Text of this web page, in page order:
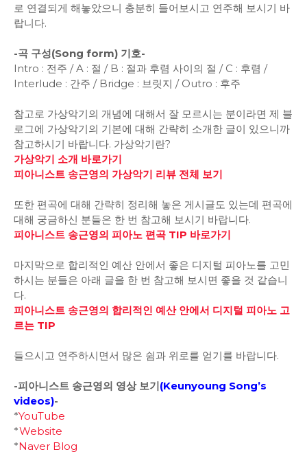
로 연결되게 해놓았으니 충분히 들어보시고 연주해 보시기 바
랍니다.
-곡 구성(Song form) 기호-
Intro : 전주 / A : 절 / B : 절과 후렴 사이의 절 / C : 후렴 /
Interlude : 간주 / Bridge : 브릿지 / Outro : 후주
참고로 가상악기의 개념에 대해서 잘 모르시는 분이라면 제 블
로그에 가상악기의 기본에 대해 간략히 소개한 글이 있으니까
참고하시기 바랍니다. 가상악기란?
가상악기 소개 바로가기
피아니스트 송근영의 가상악기 리뷰 전체 보기
또한 편곡에 대해 간략히 정리해 놓은 게시글도 있는데 편곡에
대해 궁금하신 분들은 한 번 참고해 보시기 바랍니다.
피아니스트 송근영의 피아노 편곡 TIP 바로가기
마지막으로 합리적인 예산 안에서 좋은 디지털 피아노를 고민
하시는 분들은 아래 글을 한 번 참고해 보시면 좋을 것 같습니
다.
피아니스트 송근영의 합리적인 예산 안에서 디지털 피아노 고
르는 TIP
들으시고 연주하시면서 많은 쉼과 위로를 얻기를 바랍니다.
-피아니스트 송근영의 영상 보기(Keunyoung Song’s
videos)-
*YouTube
*Website
*Naver Blog